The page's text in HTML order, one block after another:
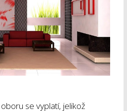
se vyplatí, jelikož